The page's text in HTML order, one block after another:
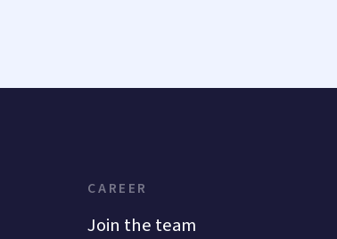
CAREER
Join the team